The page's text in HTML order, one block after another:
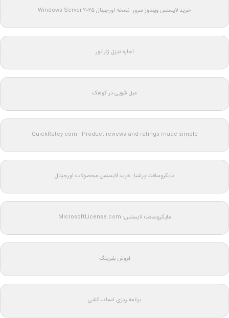
خرید لایسنس ویندوز سرور: نسخه اورجینال Windows Server 2025
اجاره دیزل ژنراتور
مبل شویی در کوهک
QuickRatey.com : Product reviews and ratings made simple
مایکروسافت پرشیا: خرید لایسنس محصولات اورجینال
مایکروسافت لایسنس: MicrosoftLicense.com
فروش بلبرینگ
برنامه ریزی اسباب کشی